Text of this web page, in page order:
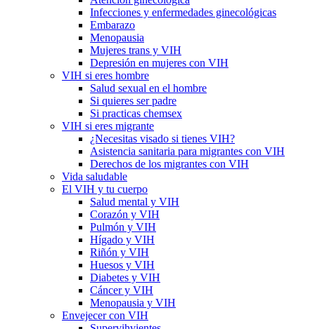
Infecciones y enfermedades ginecológicas
Embarazo
Menopausia
Mujeres trans y VIH
Depresión en mujeres con VIH
VIH si eres hombre
Salud sexual en el hombre
Si quieres ser padre
Si practicas chemsex
VIH si eres migrante
¿Necesitas visado si tienes VIH?
Asistencia sanitaria para migrantes con VIH
Derechos de los migrantes con VIH
Vida saludable
El VIH y tu cuerpo
Salud mental y VIH
Corazón y VIH
Pulmón y VIH
Hígado y VIH
Riñón y VIH
Huesos y VIH
Diabetes y VIH
Cáncer y VIH
Menopausia y VIH
Envejecer con VIH